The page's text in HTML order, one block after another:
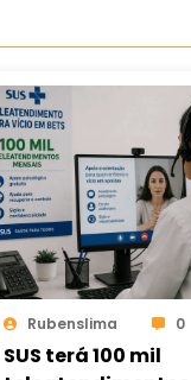
Rubenslima 0
SUS terá 100 mil